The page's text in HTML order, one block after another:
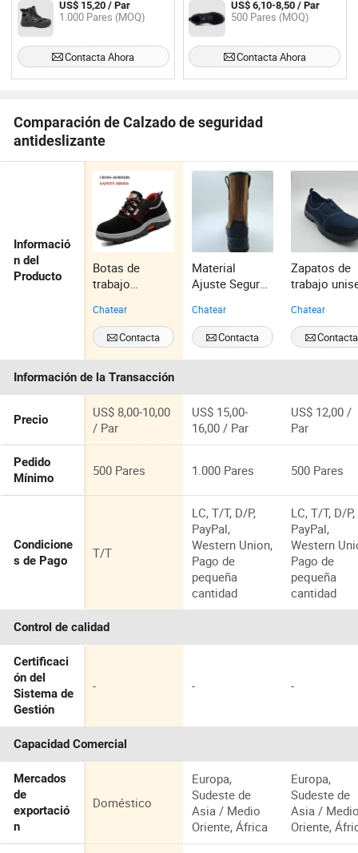
exterioresUS$ 15,20 / Par
1.000 Pares (MOQ)
Contacta Ahora
US$ 6,10-8,50 / Par
500 Pares (MOQ)
Contacta Ahora
Comparación de Calzado de seguridad
antideslizante
Informació
n del
Producto
Botas de
trabajo
con suela de
goma para
minería
Chatear
Contacta
Ahora
Material
Ajuste Seguro
Confiable
Botas de
Trabajo
Impermeables
Industriales
Chatear
Contacta
Ahora
Zapatos de
trabajo
suela blanda
duraderos y
con parte
malla
transpirable
elegante
Chatear
Contacta
Ahora
Información de la Transacción
Precio
US$ 8,00-10,00
/ Par
US$ 15,00-
16,00 / Par
US$ 12,00 /
Par
Pedido
Mínimo
500 Pares 1.000 Pares 500 Pares
Condicione
s de Pago
T/T
LC, T/T, D/P,
PayPal,
Western Union,
Pago de
pequeña
cantidad
LC, T/T, D/P,
PayPal,
Western
Pago de
pequeña
cantidad
Control de calidad
Certificaci
ón del
Sistema de
Gestión
- - -
Capacidad Comercial
Mercados
de
exportació
n
Doméstico
Europa,
Sudeste de
Asia / Medio
Oriente, África
Europa,
Sudeste de
Asia /
Oriente,